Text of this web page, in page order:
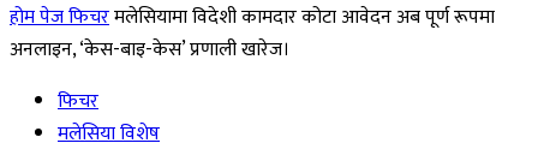
होम पेजफिचरमलेसियामा विदेशी कामदार कोटा आवेदन अब पूर्ण रूपमा
अनलाइन, ‘केस-बाइ-केस’ प्रणाली खारेज।
फिचर
मलेसिया विशेष